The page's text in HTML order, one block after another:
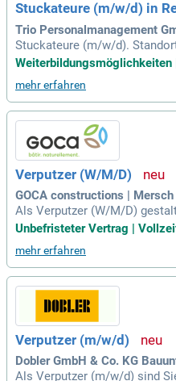
Stuckateure (m/w/d) in
Trio Personalmanagement
Stuckateure (m/w/d).
n: Herstellung und Sanierung
utzen von Rohbauten;
au; Dämmung, Installation
chdämmung etc.
Weiterbildungsmöglichkeiten
mehr erfahren
Verputzer (W/M/D)
GOCA constructions | Mersch
Als Verputzer (W/M/D)
utz und Strukturputz und
eichsarbeiten aus. Ihre
ung von Gips-, Kalk- und
s auch im Gewerbebau.
Witterungsbeständiger
benfalls zu Ihrem
en von
tzen bei der Altbausanierung.
n zählen dekorative
utze. Idealerweise bringen
ung oder erste praktische
Unbefristeter Vertrag |
mehr erfahren
Verputzer (m/w/d)
Dobler GmbH & Co. KG
Als Verputzer (m/w/d) sind